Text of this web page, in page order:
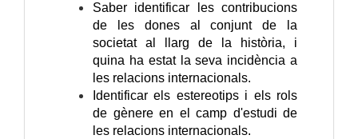
Saber identificar les contribucions
de les dones al conjunt de la
societat al llarg de la història, i
quina ha estat la seva incidència a
les relacions internacionals.
Identificar els estereotips i els rols
de gènere en el camp d'estudi de
les relacions internacionals.